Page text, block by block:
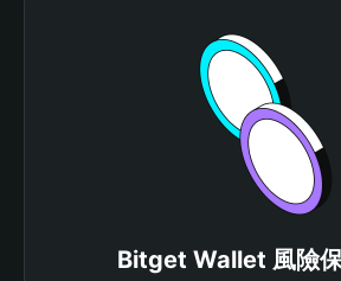
Bitget Wallet 風險